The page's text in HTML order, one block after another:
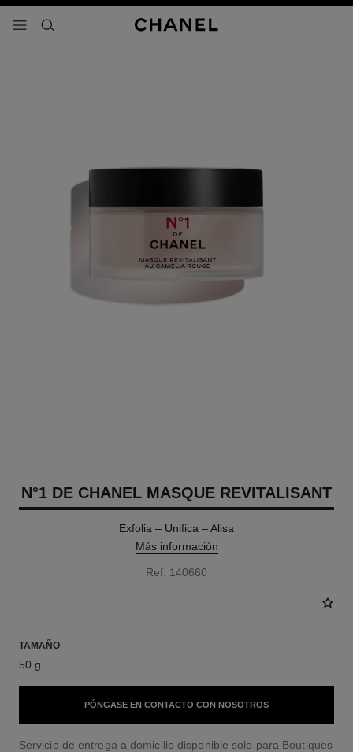
- navegación principal
buscar
N°1 DE CHANEL MASQUE REVITALISANT
Exfolia – Unifica – Alisa
Más información
Ref. 140660
TAMAÑO
50 g
PÓNGASE EN CONTACTO CON NOSOTROS
Servicio de entrega a domicilio disponible solo para Boutiques